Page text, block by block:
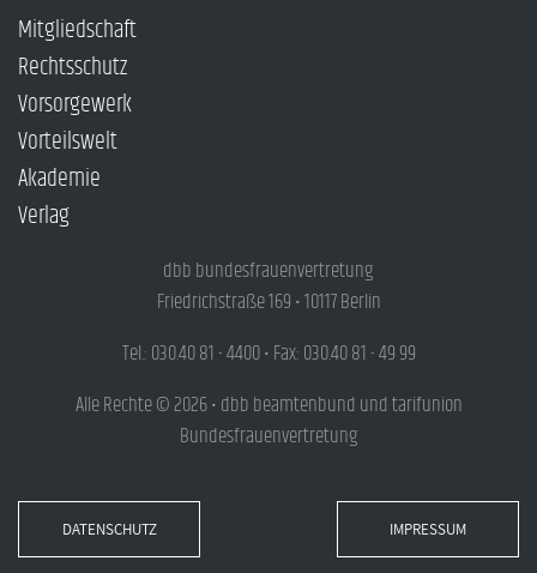
Mitgliedschaft
Rechtsschutz
Vorsorgewerk
Vorteilswelt
Akademie
Verlag
dbb bundesfrauenvertretung
Friedrichstraße 169 • 10117 Berlin
Tel.: 030.40 81 - 4400 • Fax: 030.40 81 - 49 99
Alle Rechte © 2026 • dbb beamtenbund und tarifunion
Bundesfrauenvertretung
DATENSCHUTZ IMPRESSUM